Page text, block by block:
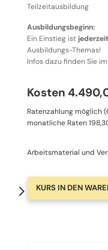
Teilzeitausbildung
Ausbildungsbeginn:
Ein Einstieg istjederzeit
Ausbildungs-Themas!
Infos dazu finden Sie im
Kosten
Ratenzahlung möglich
monatliche Raten
Arbeitsmaterial und
KURS IN DEN